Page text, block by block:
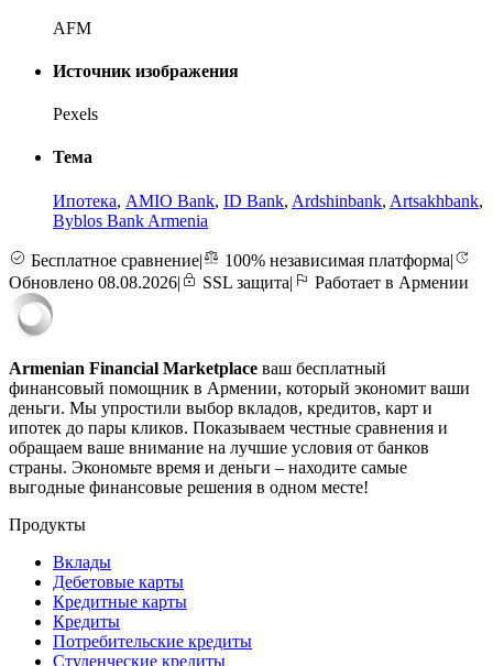
AFM
Источник изображения
Pexels
Тема
Ипотека, AMIO Bank, ID Bank, Ardshinbank, Artsakhbank,
Byblos Bank Armenia
Бесплатное сравнение| 100% независимая платформа|
Обновлено 08.08.2026| SSL защита| Работает в Армении
Armenian Financial Marketplace ваш бесплатный
финансовый помощник в Армении, который экономит ваши
деньги. Мы упростили выбор вкладов, кредитов, карт и
ипотек до пары кликов. Показываем честные сравнения и
обращаем ваше внимание на лучшие условия от банков
страны. Экономьте время и деньги – находите самые
выгодные финансовые решения в одном месте!
Продукты
Вклады
Дебетовые карты
Кредитные карты
Кредиты
Потребительские кредиты
Студенческие кредиты